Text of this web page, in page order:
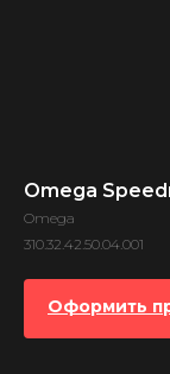
Omega
Omega
310.32.42.50.04.001
Оформить